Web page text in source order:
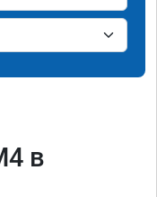
в